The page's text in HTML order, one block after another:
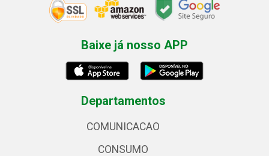
Baixe já nosso APP
Departamentos
COMUNICACAO
CONSUMO